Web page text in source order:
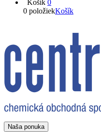
Košík 0
0 položiekKošík
Naša ponuka